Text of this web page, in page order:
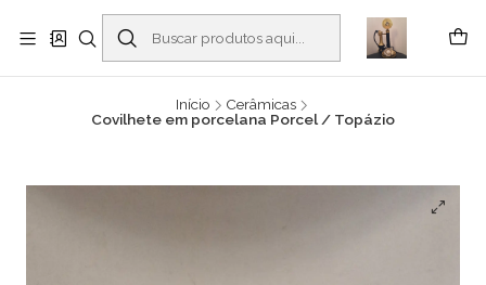
Buscantiguidades - Leilões. Colecionismo e antiguidades em Viana do
Castelo -
Leia mais
Início
Cerâmicas
Covilhete em porcelana Porcel / Topázio